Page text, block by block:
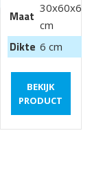
Maat
30x60x6
cm
Dikte 6 cm
BEKIJK
PRODUCT